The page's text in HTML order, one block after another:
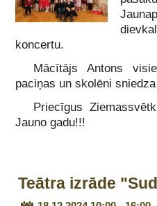
koncertu.
Mācītājs Antons
paciņas un skolēni
Priecīgus
Jauno gadu!!!
Teātra izrāde